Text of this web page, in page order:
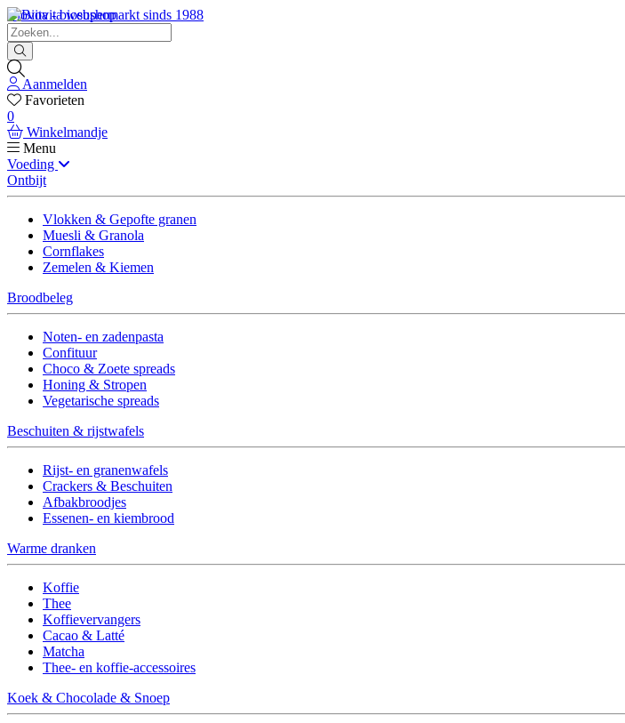
Biovita - biosupermarkt sinds 1988
Aanmelden
Favorieten
0
Winkelmandje
Menu
Voeding
Ontbijt
Vlokken & Gepofte granen
Muesli & Granola
Cornflakes
Zemelen & Kiemen
Broodbeleg
Noten- en zadenpasta
Confituur
Choco & Zoete spreads
Honing & Stropen
Vegetarische spreads
Beschuiten & rijstwafels
Rijst- en granenwafels
Crackers & Beschuiten
Afbakbroodjes
Essenen- en kiembrood
Warme dranken
Koffie
Thee
Koffievervangers
Cacao & Latté
Matcha
Thee- en koffie-accessoires
Koek & Chocolade & Snoep